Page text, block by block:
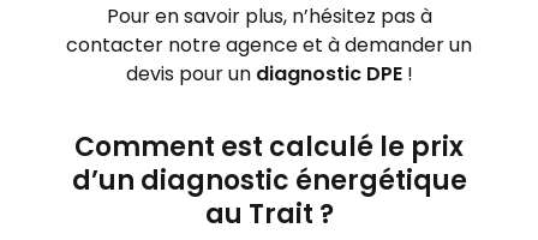
Pour en savoir plus, n’hésitez pas à
contacter notre agence et à demander un
devis pour un diagnostic DPE!
Comment est calculé le prix
d’un diagnostic énergétique
au Trait ?